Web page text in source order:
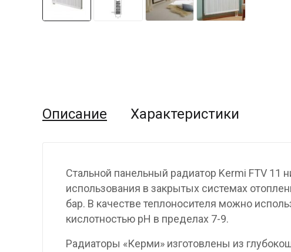
Описание Характеристики
Стальной панельный радиатор Kermi FTV
использования в закрытых системах
бар. В качестве теплоносителя можно
кислотностью pH в пределах 7-9.
Радиаторы «Керми» изготовлены из